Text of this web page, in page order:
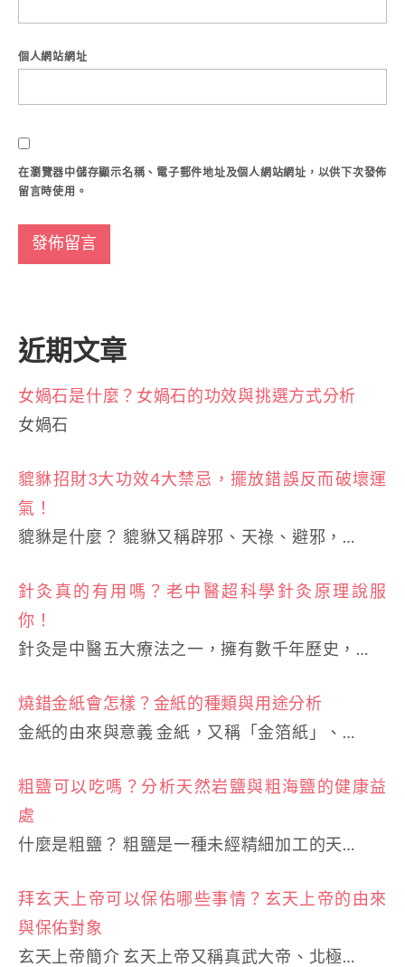
個人網站網址
在瀏覽器中儲存顯示名稱、電子郵件地址及個人網站網址，以供下次發佈
留言時使用。
近期文章
女媧石是什麼？女媧石的功效與挑選方式分析
女媧石
貔貅招財3大功效4大禁忌，擺放錯誤反而破壞運
氣！
貔貅是什麼？ 貔貅又稱辟邪、天祿、避邪，…
針灸真的有用嗎？老中醫超科學針灸原理說服
你！
針灸是中醫五大療法之一，擁有數千年歷史，…
燒錯金紙會怎樣？金紙的種類與用途分析
金紙的由來與意義 金紙，又稱「金箔紙」、…
粗鹽可以吃嗎？分析天然岩鹽與粗海鹽的健康益
處
什麼是粗鹽？ 粗鹽是一種未經精細加工的天…
拜玄天上帝可以保佑哪些事情？玄天上帝的由來
與保佑對象
玄天上帝簡介 玄天上帝又稱真武大帝、北極…